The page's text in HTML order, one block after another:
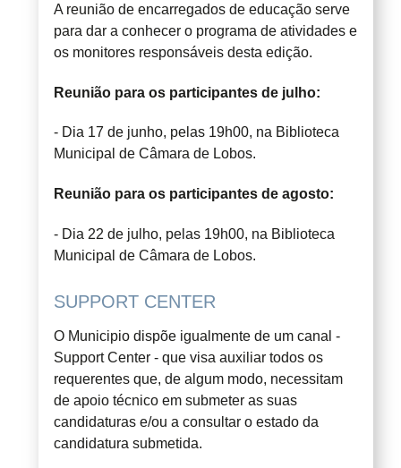
A reunião de encarregados de educação serve
para dar a conhecer o programa de atividades e
os monitores responsáveis desta edição.
Reunião para os participantes de julho:
- Dia 17 de junho, pelas 19h00, na Biblioteca
Municipal de Câmara de Lobos.
Reunião para os participantes de agosto:
- Dia 22 de julho, pelas 19h00, na Biblioteca
Municipal de Câmara de Lobos.
SUPPORT CENTER
O Municipio dispõe igualmente de um canal -
Support Center - que visa auxiliar todos os
requerentes que, de algum modo, necessitam
de apoio técnico em submeter as suas
candidaturas e/ou a consultar o estado da
candidatura submetida.